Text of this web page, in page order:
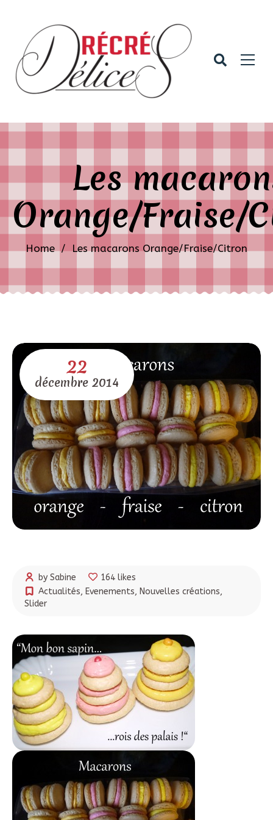
Les
Orange/Fraise/
Home / Les macarons Orange/Fraise/Citron
22
décembre 2014
by Sabine
164 likes
Actualités, Evenements, Nouvelles créations,
Slider